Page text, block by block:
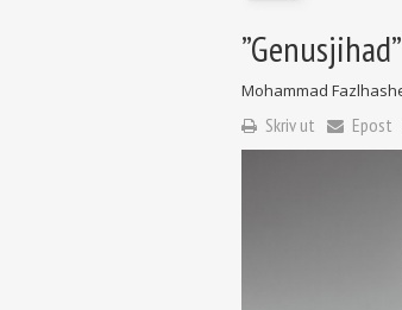
Mohammad
Skriv ut Epost